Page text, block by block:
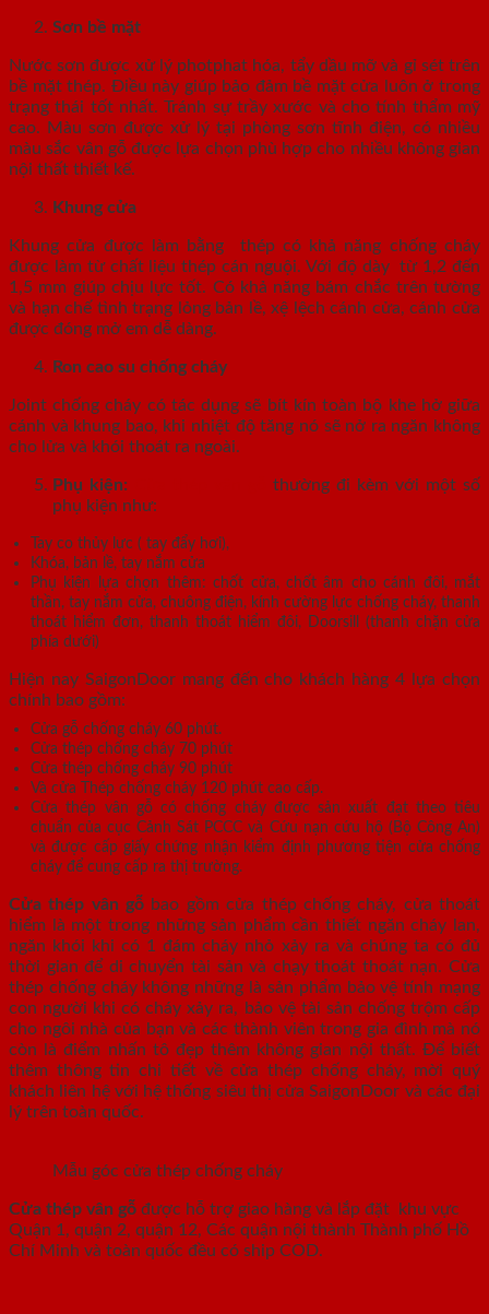
Sơn bề mặt
Nước sơn được xử lý photphat hóa, tẩy dầu mỡ và gỉ sét trên
bề mặt thép. Điều này giúp bảo đảm bề mặt cửa luôn ở trong
trạng thái tốt nhất. Tránh sự trầy xước và cho tính thẩm mỹ
cao. Màu sơn được xử lý tại phòng sơn tĩnh điện, có nhiều
màu sắc vân gỗ được lựa chọn phù hợp cho nhiều không gian
nội thất thiết kế.
Khung cửa
Khung cửa được làm bằng thép có khả năng chống cháy
được làm từ chất liệu thép cán nguội. Với độ dày từ 1,2 đến
1,5 mm giúp chịu lực tốt. Có khả năng bám chắc trên tường
và hạn chế tình trạng lỏng bản lề, xệ lệch cánh cửa, cánh cửa
được đóng mở em dễ dàng.
Ron cao su chống cháy
Joint chống cháy có tác dụng sẽ bít kín toàn bộ khe hở giữa
cánh và khung bao, khi nhiệt độ tăng nó sẽ nở ra ngăn không
cho lửa và khói thoát ra ngoài.
Phụ kiện:
thường đi kèm với một số
phụ kiện như:
Tay co thủy lực ( tay đẩy hơi),
Khóa, bản lề, tay nắm cửa
Phụ kiện lựa chọn thêm: chốt cửa, chốt âm cho cánh đôi, mắt
thần, tay nắm cửa, chuông điện, kính cường lực chống cháy, thanh
thoát hiểm đơn, thanh thoát hiểm đôi, Doorsill (thanh chặn cửa
phía dưới)
Hiện nay SaigonDoor mang đến cho khách hàng 4 lựa chọn
chính bao gồm:
Cửa gỗ chống cháy 60 phút.
Cửa thép chống cháy 70 phút
Cửa thép chống cháy 90 phút
Và cửa Thép chống cháy 120 phút cao cấp.
Cửa thép vân gỗ có chống cháy được sản xuất đạt theo tiêu
chuẩn của cục Cảnh Sát PCCC và Cứu nạn cứu hộ (Bộ Công An)
và được cấp giấy chứng nhận kiểm định phương tiện cửa chống
cháy để cung cấp ra thị trường.
Cửa thép vân gỗ bao gồm cửa thép chống cháy, cửa thoát
hiểm là một trong những sản phẩm cần thiết ngăn cháy lan,
ngăn khói khi có 1 đám cháy nhỏ xảy ra và chúng ta có đủ
thời gian để di chuyển tài sản và chạy thoát thoát nạn. Cửa
thép chống cháy không những là sản phẩm bảo vệ tính mạng
con người khi có cháy xảy ra, bảo vệ tài sản chống trộm cấp
cho ngôi nhà của bạn và các thành viên trong gia đình mà nó
còn là điểm nhấn tô đẹp thêm không gian nội thất. Để biết
thêm thông tin chi tiết về cửa thép chống cháy, mời quý
khách liên hệ với hệ thống siêu thị cửa SaigonDoor và các đại
lý trên toàn quốc.
Mẫu góc cửa thép chống cháy
Cửa thép vân gỗ được hỗ trợ giao hàng và lắp đặt khu vực
Quận 1, quận 2, quận 12, Các quận nội thành Thành phố Hồ
Chí Minh và toàn quốc đều có ship COD.